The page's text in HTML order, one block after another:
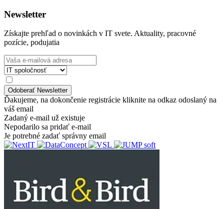
Newsletter
Získajte prehľad o novinkách v IT svete. Aktuality, pracovné
pozície, podujatia
Ďakujeme, na dokončenie registrácie kliknite na odkaz odoslaný na
váš email
Zadaný e-mail už existuje
Nepodarilo sa pridať e-mail
Je potrebné zadať správny email